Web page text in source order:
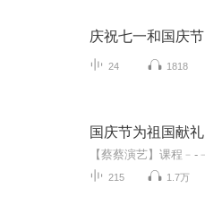
庆祝七一和国庆节
24 1818
国庆节为祖国献礼
215 1.7万